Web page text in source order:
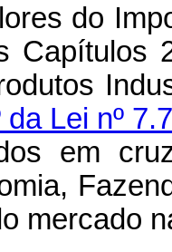
do
Capítulos
da Lei nº
em
mercado